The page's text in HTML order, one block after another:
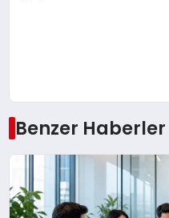
Benzer Haberler